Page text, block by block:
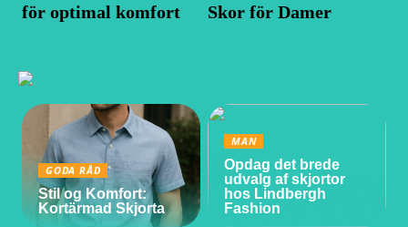
för optimal komfort
Skor för Damer
GODA RÅD
Stil og Komfort:
Kortärmad Skjorta
MAN
Opdag det brede
udvalg af skjortor
hos Lindbergh
Fashion